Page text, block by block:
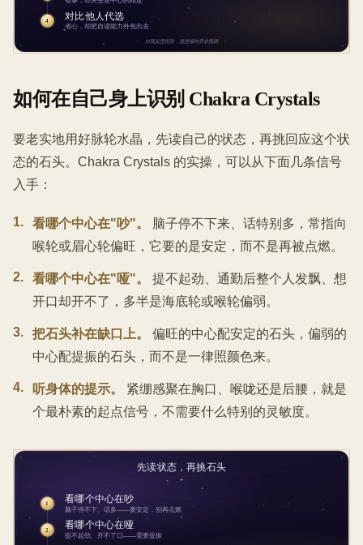
如何在自己身上识别 Chakra Crystals
要老实地用好脉轮水晶，先读自己的状态，再挑回应这个状
态的石头。Chakra Crystals 的实操，可以从下面几条信号
入手：
1. 看哪个中心在"吵"。
脑子停不下来、话特别多，常指向
喉轮或眉心轮偏旺，它要的是安定，而不是再被点燃。
2. 看哪个中心在"哑"。
提不起劲、通勤后整个人发飘、想
开口却开不了，多半是海底轮或喉轮偏弱。
3. 把石头补在缺口上。
偏旺的中心配安定的石头，偏弱的
中心配提振的石头，而不是一律照颜色来。
4. 听身体的提示。
紧绷感聚在胸口、喉咙还是后腰，就是
个最朴素的起点信号，不需要什么特别的灵敏度。